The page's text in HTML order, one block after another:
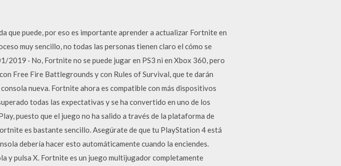
que puede, por eso es importante aprender a actualizar Fortnite en
muy sencillo, no todas las personas tienen claro el cómo se
· No, Fortnite no se puede jugar en PS3 ni en Xbox 360, pero
Free Fire Battlegrounds y con Rules of Survival, que te darán
nueva. Fortnite ahora es compatible con más dispositivos
todas las expectativas y se ha convertido en uno de los
puesto que el juego no ha salido a través de la plataforma de
es bastante sencillo. Asegúrate de que tu PlayStation 4 está
debería hacer esto automáticamente cuando la enciendes.
y pulsa X. Fortnite es un juego multijugador completamente